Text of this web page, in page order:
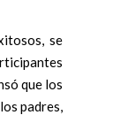
se
que los
padres,